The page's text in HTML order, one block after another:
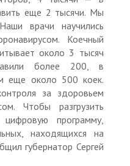
еще 2 тысячи. Мы
врачи научились
Коечный
около 3 тысяч
более 200, в
еще около 500 коек.
за здоровьем
Чтобы разгрузить
программу,
находящихся на
губернатор Сергей